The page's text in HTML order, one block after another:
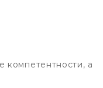
компетентности, а